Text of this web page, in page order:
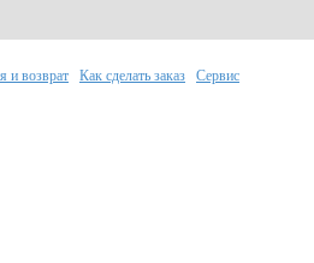
и возврат Как сделать заказ Сервис